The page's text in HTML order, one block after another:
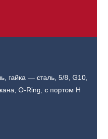
гайка — сталь, 5/8, G10,
O-Ring, с портом H